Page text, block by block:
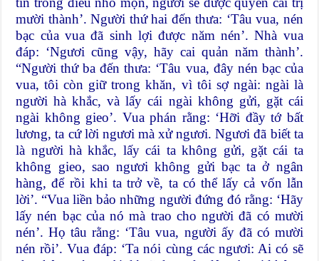
mười thành’. Người thứ hai đến thưa: ‘Tâu vua, nén
bạc của vua đã sinh lợi được năm nén’. Nhà vua
đáp: ‘Ngươi cũng vậy, hãy cai quản năm thành’.
“Người thứ ba đến thưa: ‘Tâu vua, đây nén bạc của
vua, tôi còn giữ trong khăn, vì tôi sợ ngài: ngài là
người hà khắc, và lấy cái ngài không gửi, gặt cái
ngài không gieo’. Vua phán rằng: ‘Hỡi đầy tớ bất
lương, ta cứ lời ngươi mà xử ngươi. Ngươi đã biết ta
là người hà khắc, lấy cái ta không gửi, gặt cái ta
không gieo, sao ngươi không gửi bạc ta ở ngân
hàng, để rồi khi ta trở về, ta có thể lấy cả vốn lẫn
lời’. “Vua liền bảo những người đứng đó rằng: ‘Hãy
lấy nén bạc của nó mà trao cho người đã có mười
nén’. Họ tâu rằng: ‘Tâu vua, người ấy đã có mười
nén rồi’. Vua đáp: ‘Ta nói cùng các ngươi: Ai có sẽ